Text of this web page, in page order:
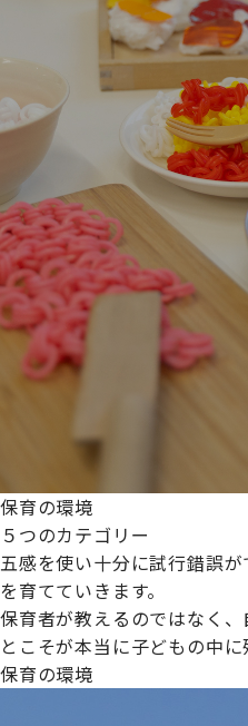
保育の環境
５つのカテゴリー
五感を使い十分に試行錯誤
を育てていきます。
保育者が教えるのではなく
とこそが本当に子どもの中に
保育の環境